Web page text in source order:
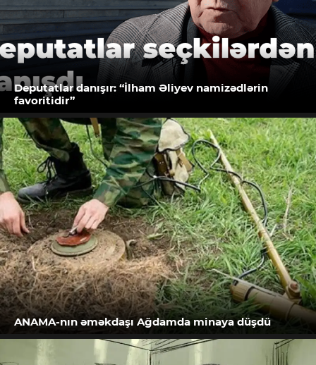
Deputatlar danışır: “İlham Əliyev namizədlərin
favoritidir”
ANAMA-nın əməkdaşı Ağdamda minaya düşdü